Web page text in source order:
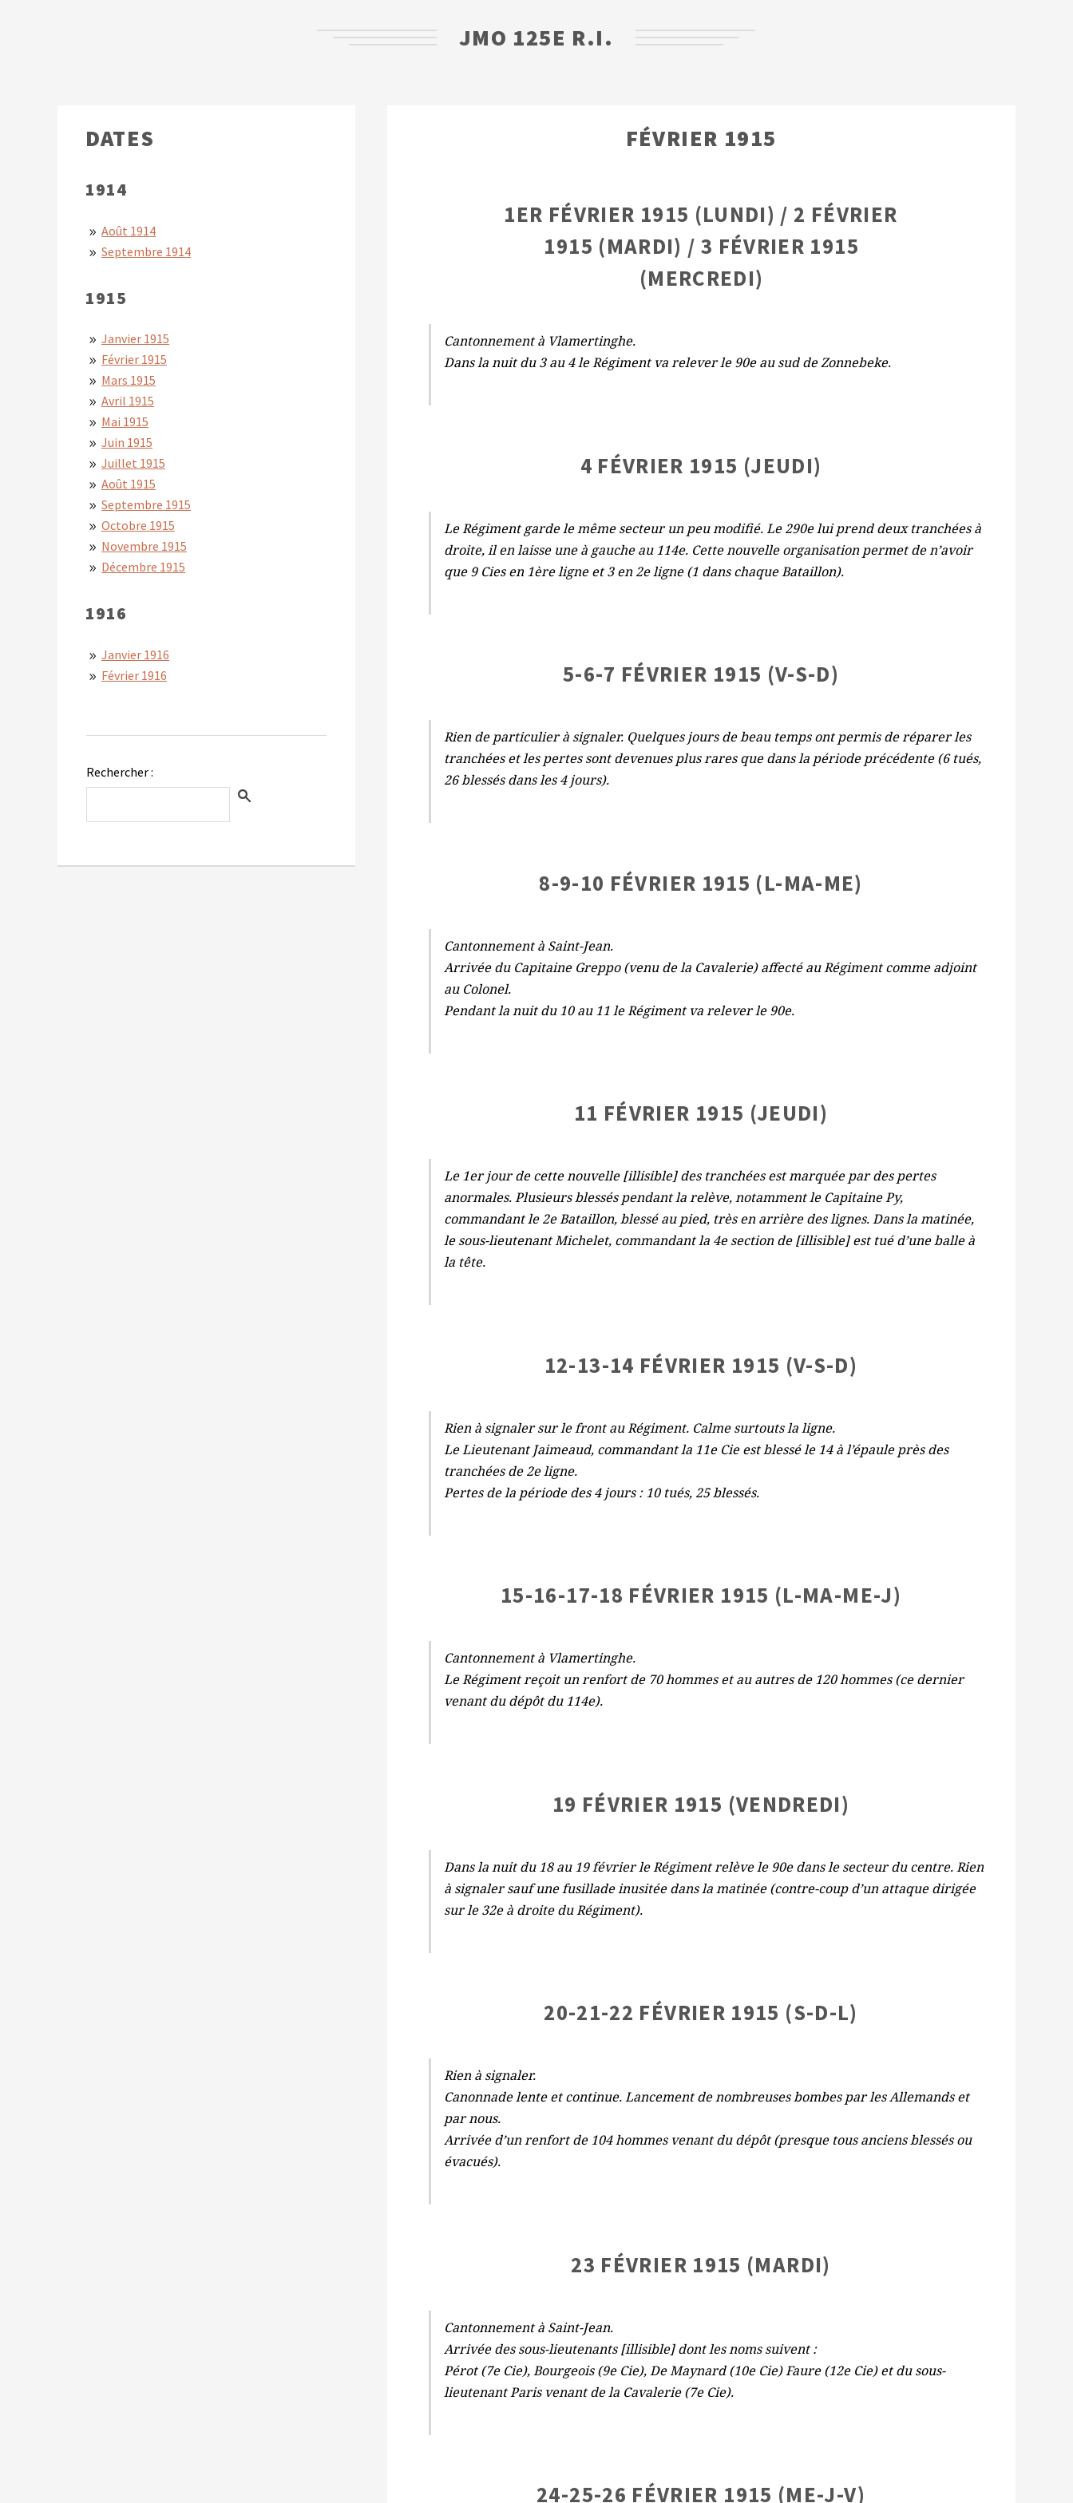
JMO 125E R.I.
DATES
1914
Août 1914
Septembre 1914
1915
Janvier 1915
Février 1915
Mars 1915
Avril 1915
Mai 1915
Juin 1915
Juillet 1915
Août 1915
Septembre 1915
Octobre 1915
Novembre 1915
Décembre 1915
1916
Janvier 1916
Février 1916
Rechercher :
FÉVRIER 1915
1ER FÉVRIER 1915 (LUNDI) / 2 FÉVRIER
1915 (MARDI) / 3 FÉVRIER 1915
(MERCREDI)
Cantonnement à Vlamertinghe.
Dans la nuit du 3 au 4 le Régiment va relever le 90e au sud de Zonnebeke.
4 FÉVRIER 1915 (JEUDI)
Le Régiment garde le même secteur un peu modifié. Le 290e lui prend deux tranchées à
droite, il en laisse une à gauche au 114e. Cette nouvelle organisation permet de n’avoir
que 9 Cies en 1ère ligne et 3 en 2e ligne (1 dans chaque Bataillon).
5-6-7 FÉVRIER 1915 (V-S-D)
Rien de particulier à signaler. Quelques jours de beau temps ont permis de réparer les
tranchées et les pertes sont devenues plus rares que dans la période précédente (6 tués,
26 blessés dans les 4 jours).
8-9-10 FÉVRIER 1915 (L-MA-ME)
Cantonnement à Saint-Jean.
Arrivée du Capitaine Greppo (venu de la Cavalerie) affecté au Régiment comme adjoint
au Colonel.
Pendant la nuit du 10 au 11 le Régiment va relever le 90e.
11 FÉVRIER 1915 (JEUDI)
Le 1er jour de cette nouvelle [illisible] des tranchées est marquée par des pertes
anormales. Plusieurs blessés pendant la relève, notamment le Capitaine Py,
commandant le 2e Bataillon, blessé au pied, très en arrière des lignes. Dans la matinée,
le sous-lieutenant Michelet, commandant la 4e section de [illisible] est tué d’une balle à
la tête.
12-13-14 FÉVRIER 1915 (V-S-D)
Rien à signaler sur le front au Régiment. Calme surtouts la ligne.
Le Lieutenant Jaimeaud, commandant la 11e Cie est blessé le 14 à l’épaule près des
tranchées de 2e ligne.
Pertes de la période des 4 jours : 10 tués, 25 blessés.
15-16-17-18 FÉVRIER 1915 (L-MA-ME-J)
Cantonnement à Vlamertinghe.
Le Régiment reçoit un renfort de 70 hommes et au autres de 120 hommes (ce dernier
venant du dépôt du 114e).
19 FÉVRIER 1915 (VENDREDI)
Dans la nuit du 18 au 19 février le Régiment relève le 90e dans le secteur du centre. Rien
à signaler sauf une fusillade inusitée dans la matinée (contre-coup d’un attaque dirigée
sur le 32e à droite du Régiment).
20-21-22 FÉVRIER 1915 (S-D-L)
Rien à signaler.
Canonnade lente et continue. Lancement de nombreuses bombes par les Allemands et
par nous.
Arrivée d’un renfort de 104 hommes venant du dépôt (presque tous anciens blessés ou
évacués).
23 FÉVRIER 1915 (MARDI)
Cantonnement à Saint-Jean.
Arrivée des sous-lieutenants [illisible] dont les noms suivent :
Pérot (7e Cie), Bourgeois (9e Cie), De Maynard (10e Cie) Faure (12e Cie) et du sous-
lieutenant Paris venant de la Cavalerie (7e Cie).
24-25-26 FÉVRIER 1915 (ME-J-V)